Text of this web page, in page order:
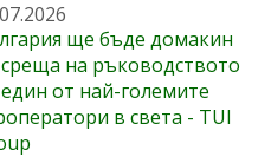
ще бъде домакин
на ръководството
от най-големите
в света - TUI